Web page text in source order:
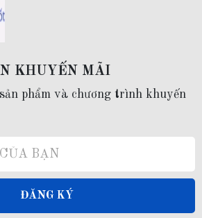
nhập khẩu mạ bạch kim 3 lớp phủ nano ( bảo
)
KHUYẾN MÃI
phẩm và chương trình khuyến
ĐĂNG KÝ